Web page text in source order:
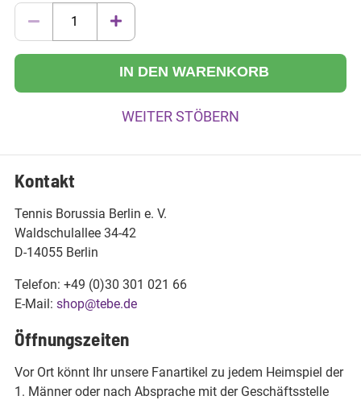
IN DEN WARENKORB
WEITER STÖBERN
Kontakt
Tennis Borussia Berlin e. V.
Waldschulallee 34-42
D-14055 Berlin
Telefon: +49 (0)30 301 021 66
E-Mail: shop@tebe.de
Öffnungszeiten
Vor Ort könnt Ihr unsere Fanartikel zu jedem Heimspiel der
1. Männer oder nach Absprache mit der Geschäftsstelle